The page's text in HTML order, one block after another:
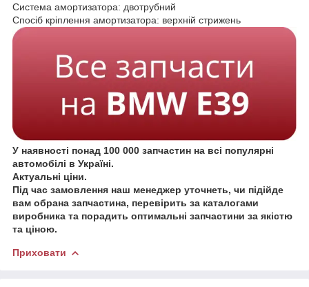
Система амортизатора: двотрубний
Спосіб кріплення амортизатора: верхній стрижень
У наявності понад 100 000 запчастин на всі популярні
автомобілі в Україні.
Актуальні ціни.
Під час замовлення наш менеджер уточнеть, чи підійде
вам обрана запчастина, перевірить за каталогами
виробника та порадить оптимальні запчастини за якістю
та ціною.
Приховати